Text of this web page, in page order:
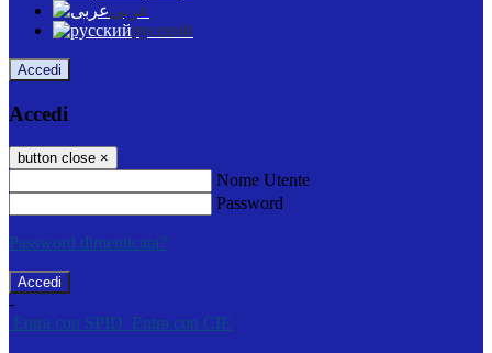
عربى
русский
Accedi
Accedi
button close ×
Nome Utente
Password
Password dimenticata?
-
Entra con SPID Entra con CIE